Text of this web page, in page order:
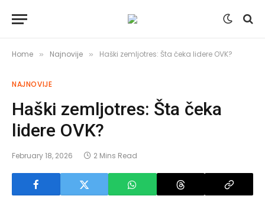
Home » Najnovije » Haški zemljotres: Šta čeka lidere OVK?
NAJNOVIJE
Haški zemljotres: Šta čeka
lidere OVK?
February 18, 2026 2 Mins Read